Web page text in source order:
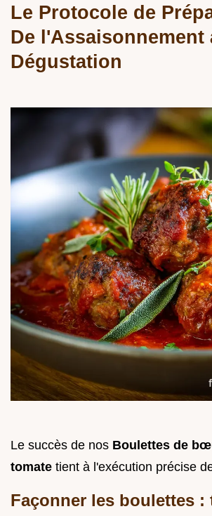
Le Protocole de
De l'Assaisonnement
Dégustation
Le succès de nos Boulettes de
tomate tient à l'exécution précise
Façonner les boulettes :